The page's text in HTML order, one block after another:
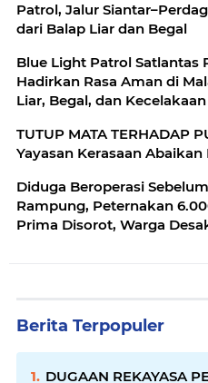
Patrol, Jalur
dari Balap Liar dan Begal
Blue Light Patrol Satlantas
Hadirkan Rasa Aman di
Liar, Begal, dan
TUTUP MATA TERHADAP
Yayasan Kerasaan
Diduga Beroperasi
Rampung, Peternakan
Prima Disorot, Warga
Berita Terpopuler
DUGAAN REKAYASA